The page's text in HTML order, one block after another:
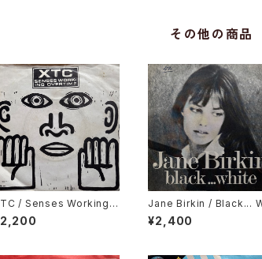
その他の商品
/ Senses Working
Jane Birkin / Black...
te
¥2,400